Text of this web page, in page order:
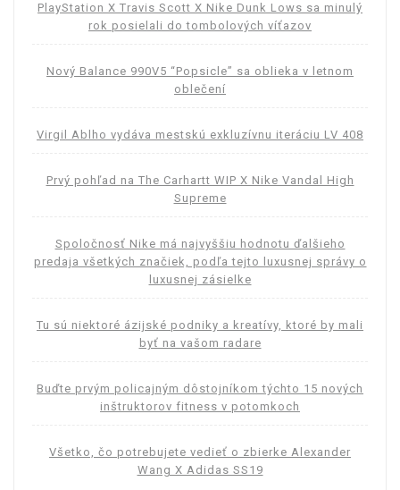
PlayStation X Travis Scott X Nike Dunk Lows sa minulý
rok posielali do tombolových víťazov
Nový Balance 990V5 “Popsicle” sa oblieka v letnom
oblečení
Virgil Ablho vydáva mestskú exkluzívnu iteráciu LV 408
Prvý pohľad na The Carhartt WIP X Nike Vandal High
Supreme
Spoločnosť Nike má najvyššiu hodnotu ďalšieho
predaja všetkých značiek, podľa tejto luxusnej správy o
luxusnej zásielke
Tu sú niektoré ázijské podniky a kreatívy, ktoré by mali
byť na vašom radare
Buďte prvým policajným dôstojníkom týchto 15 nových
inštruktorov fitness v potomkoch
Všetko, čo potrebujete vedieť o zbierke Alexander
Wang X Adidas SS19